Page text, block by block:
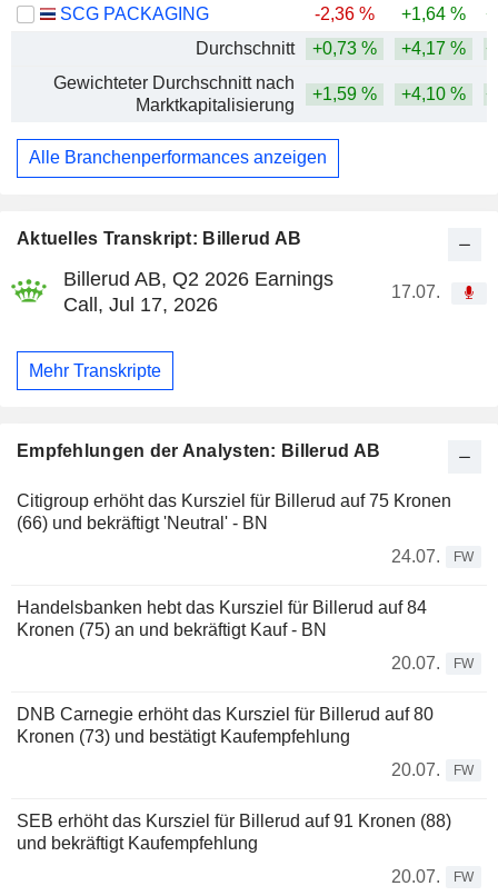
Aktuelles Transkript: Billerud AB
Billerud AB, Q2 2026 Earnings
Call, Jul 17, 2026
17.07.
Mehr Transkripte
Empfehlungen der Analysten: Billerud AB
Citigroup erhöht das Kursziel für Billerud auf 75 Kronen
(66) und bekräftigt 'Neutral' - BN
24.07.
FW
Handelsbanken hebt das Kursziel für Billerud auf 84
Kronen (75) an und bekräftigt Kauf - BN
20.07.
FW
DNB Carnegie erhöht das Kursziel für Billerud auf 80
Kronen (73) und bestätigt Kaufempfehlung
20.07.
FW
SEB erhöht das Kursziel für Billerud auf 91 Kronen (88)
und bekräftigt Kaufempfehlung
20.07.
FW
SCG PACKAGING
-2,36 % +1,64 %
Durchschnitt
+0,73 % +4,17 %
Gewichteter Durchschnitt nach
Marktkapitalisierung
+1,59 % +4,10 %
Alle Branchenperformances anzeigen